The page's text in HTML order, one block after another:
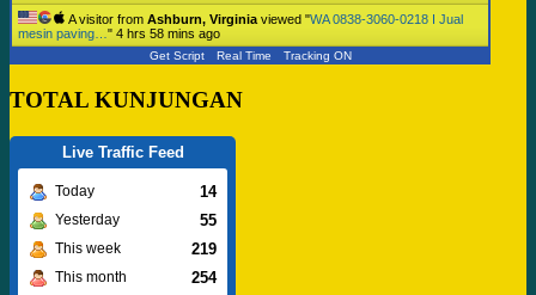
A visitor from Ashburn, Virginia viewed "WA 0838-3060-0218 I Jual
mesin paving… " 4 hrs 58 mins ago
Get Script Real Time Tracking ON
TOTAL KUNJUNGAN
Live Traffic Feed
Today 14
Yesterday 55
This week 219
This month 254